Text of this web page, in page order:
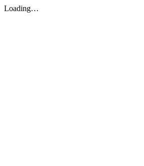
Loading…